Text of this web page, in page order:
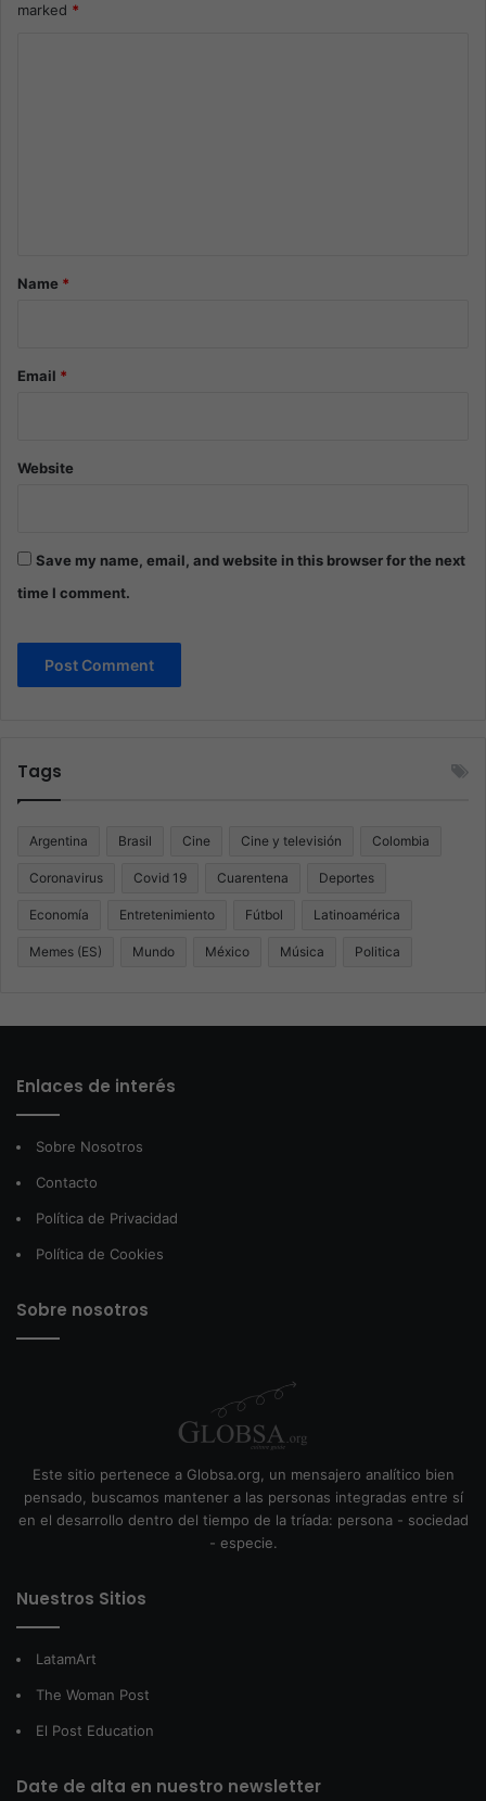
marked *
*Name *
Email *
Website
Save my name, email, and website in this browser for the next
time I comment.
Tags
Argentina Brasil Cine Cine y televisión Colombia
Coronavirus Covid 19 Cuarentena Deportes
Economía Entretenimiento Fútbol Latinoamérica
Memes (ES) Mundo México Música Politica
Enlaces de interés
Sobre Nosotros
Contacto
Política de Privacidad
Política de Cookies
Sobre nosotros
Este sitio pertenece a Globsa.org, un mensajero analítico bien
pensado, buscamos mantener a las personas integradas entre sí
en el desarrollo dentro del tiempo de la tríada: persona - sociedad
- especie.
Nuestros Sitios
LatamArt
The Woman Post
El Post Education
Date de alta en nuestro newsletter